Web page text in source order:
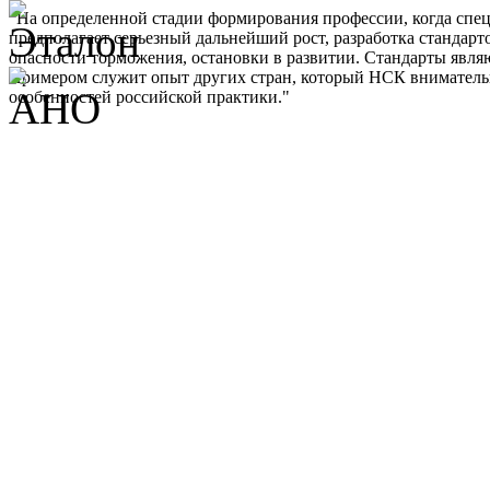
"На определенной стадии формирования профессии, когда
предполагает серьезный дальнейший рост, разработка
опасности торможения, остановки в развитии. Стандарты
Примером служит опыт других стран, который НСК
особенностей российской практики."